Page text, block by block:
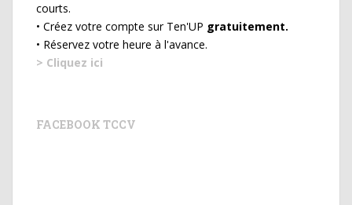
courts.
• Créez votre compte sur Ten'UP gratuitement.
• Réservez votre heure à l'avance.
> Cliquez ici
FACEBOOK TCCV